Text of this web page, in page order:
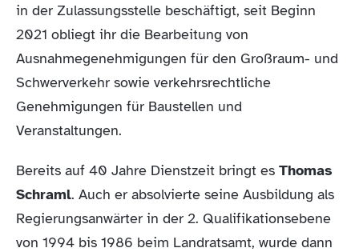
in der Zulassungsstelle beschäftigt, seit Beginn
2021 obliegt ihr die Bearbeitung von
Ausnahmegenehmigungen für den Großraum- und
Schwerverkehr sowie verkehrsrechtliche
Genehmigungen für Baustellen und
Veranstaltungen.
Bereits auf 40 Jahre Dienstzeit bringt es Thomas
Schraml. Auch er absolvierte seine Ausbildung als
Regierungsanwärter in der 2. Qualifikationsebene
von 1994 bis 1986 beim Landratsamt, wurde dann